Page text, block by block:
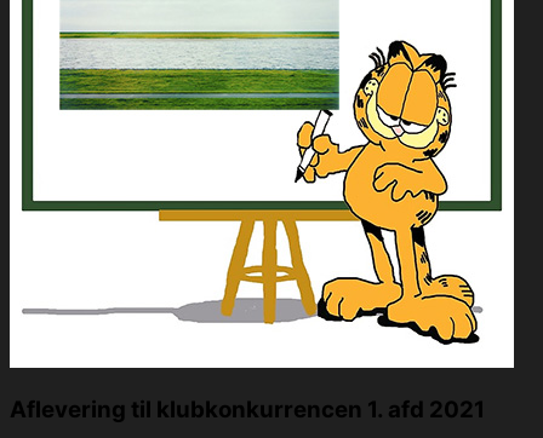
Aflevering til klubkonkurrencen 1. afd 2021